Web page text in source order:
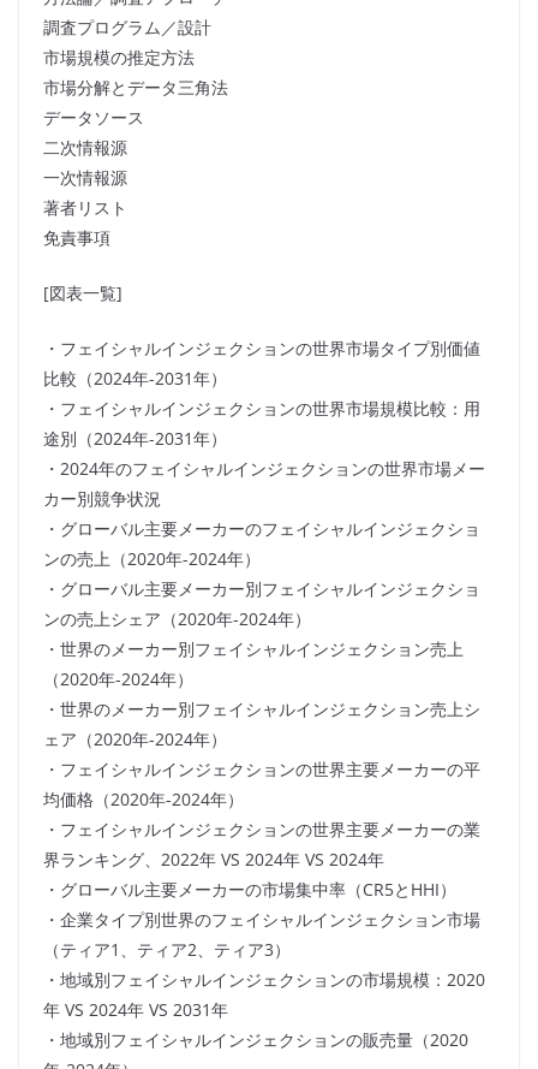
調査プログラム／設計
市場規模の推定方法
市場分解とデータ三角法
データソース
二次情報源
一次情報源
著者リスト
免責事項
[図表一覧]
・フェイシャルインジェクションの世界市場タイプ別価値
比較（2024年-2031年）
・フェイシャルインジェクションの世界市場規模比較：用
途別（2024年-2031年）
・2024年のフェイシャルインジェクションの世界市場メー
カー別競争状況
・グローバル主要メーカーのフェイシャルインジェクショ
ンの売上（2020年-2024年）
・グローバル主要メーカー別フェイシャルインジェクショ
ンの売上シェア（2020年-2024年）
・世界のメーカー別フェイシャルインジェクション売上
（2020年-2024年）
・世界のメーカー別フェイシャルインジェクション売上シ
ェア（2020年-2024年）
・フェイシャルインジェクションの世界主要メーカーの平
均価格（2020年-2024年）
・フェイシャルインジェクションの世界主要メーカーの業
界ランキング、2022年 VS 2024年 VS 2024年
・グローバル主要メーカーの市場集中率（CR5とHHI）
・企業タイプ別世界のフェイシャルインジェクション市場
（ティア1、ティア2、ティア3）
・地域別フェイシャルインジェクションの市場規模：2020
年 VS 2024年 VS 2031年
・地域別フェイシャルインジェクションの販売量（2020